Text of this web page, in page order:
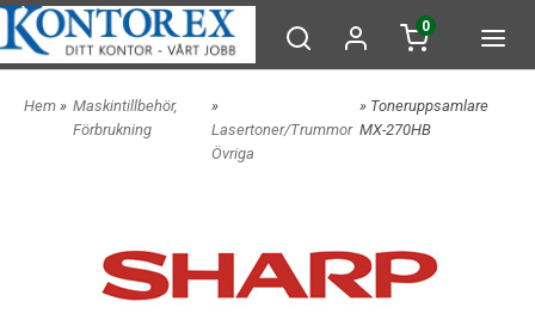
0
Hem » Maskintillbehör,
Förbrukning
»
Lasertoner/Trummor
Övriga
» Toneruppsamlare
MX-270HB